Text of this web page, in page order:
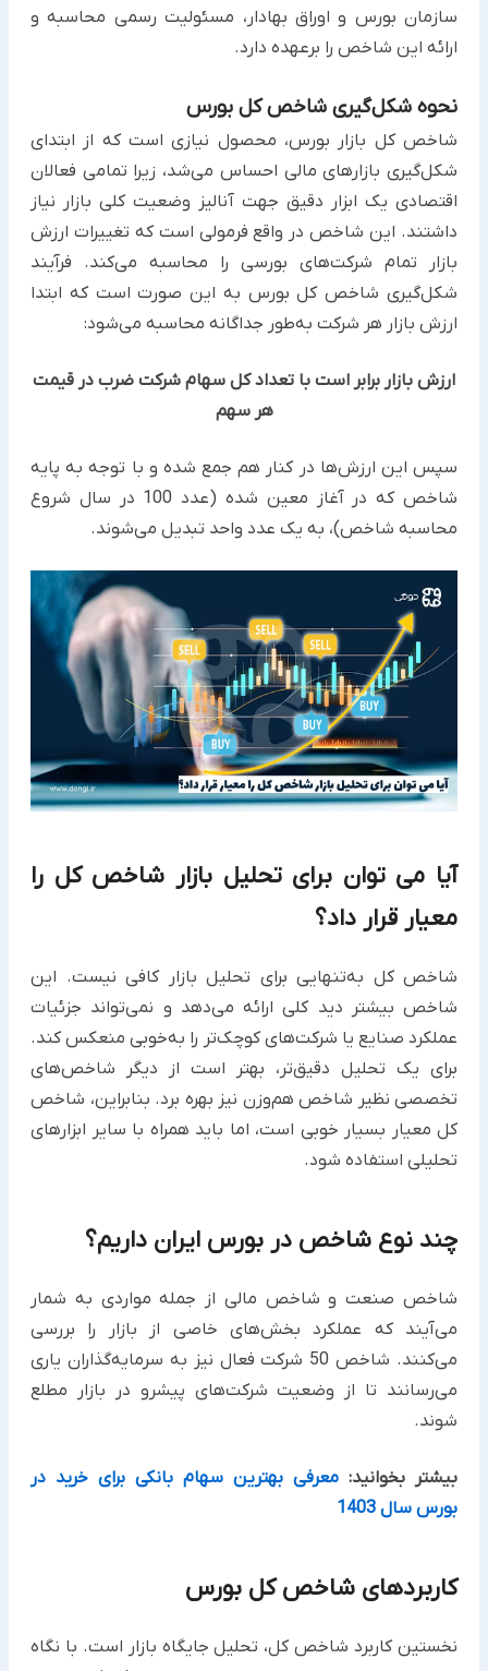
سازمان بورس و اوراق بهادار، مسئولیت رسمی محاسبه و
ارائه این شاخص را برعهده دارد.
نحوه شکل‌گیری شاخص کل بورس
شاخص کل بازار بورس، محصول نیازی است که از ابتدای
شکل‌گیری بازارهای مالی احساس می‌شد، زیرا تمامی فعالان
اقتصادی یک ابزار دقیق جهت آنالیز وضعیت کلی بازار نیاز
داشتند. این شاخص در واقع فرمولی است که تغییرات ارزش
بازار تمام شرکت‌های بورسی را محاسبه می‌کند. فرآیند
شکل‌گیری شاخص کل بورس به این صورت است که ابتدا
ارزش بازار هر شرکت به‌طور جداگانه محاسبه می‌شود:
ارزش بازار برابر است با تعداد کل سهام شرکت ضرب ‌در قیمت
هر سهم
سپس این ارزش‌ها در کنار هم جمع شده و با توجه به پایه
شاخص که در آغاز معین شده (عدد 100 در سال شروع
محاسبه شاخص)، به یک عدد واحد تبدیل می‌شوند.
آیا می توان برای تحلیل بازار شاخص کل را
معیار قرار داد؟
شاخص کل به‌تنهایی برای تحلیل بازار کافی نیست. این
شاخص بیشتر دید کلی ارائه می‌دهد و نمی‌تواند جزئیات
عملکرد صنایع یا شرکت‌های کوچک‌تر را به‌خوبی منعکس کند.
برای یک تحلیل دقیق‌تر، بهتر است از دیگر شاخص‌های
تخصصی نظیر شاخص هم‌وزن نیز بهره برد. بنابراین، شاخص
کل معیار بسیار خوبی است، اما باید همراه با سایر ابزارهای
تحلیلی استفاده شود.
چند نوع شاخص در بورس ایران داریم؟
شاخص صنعت و شاخص مالی از جمله مواردی به شمار
می‌آیند که عملکرد بخش‌های خاصی از بازار را بررسی
می‌کنند. شاخص 50 شرکت فعال‌ نیز به سرمایه‌گذاران یاری
می‌رسانند تا از وضعیت شرکت‌های پیشرو در بازار مطلع
شوند.
بیشتر بخوانید: معرفی بهترین سهام بانکی برای خرید در
بورس سال 1403
کاربردهای شاخص کل بورس
نخستین کاربرد شاخص کل، تحلیل جایگاه بازار است. با نگاه